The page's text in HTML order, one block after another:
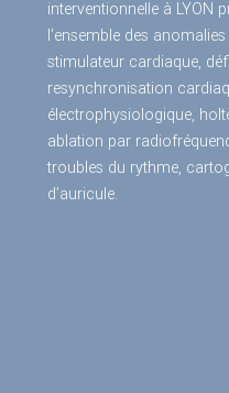
interventionnelle à LYON
l’ensemble des
stimulateur cardiaque,
resynchronisation
électrophysiologique,
ablation par
troubles du rythme,
d’auricule.